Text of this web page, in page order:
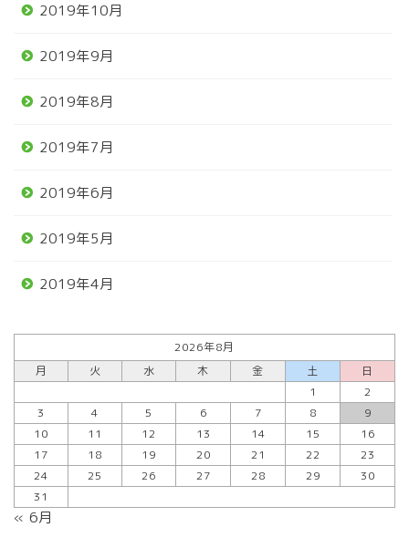
2019年10月
2019年9月
2019年8月
2019年7月
2019年6月
2019年5月
2019年4月
2026年8月
月
火 水 木 金 土
日
1
2
3
4 5 6 7 8
9
10
11 12 13 14 15
16
17
18 19 20 21 22
23
24
25 26 27 28 29
30
31
« 6月